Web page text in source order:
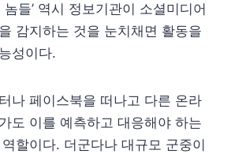
놈들’ 역시 정보기관이 소셜미디어
감지하는 것을 눈치채면 활동을
성이다.
나 페이스북을 떠나고 다른 온라
도 이를 예측하고 대응해야 하는
할이다. 더군다나 대규모 군중이